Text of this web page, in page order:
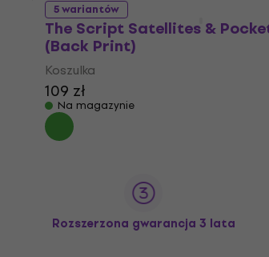
5 wariantów
The Script Satellites &
(Back Print)
Koszulka
109 zł
Na magazynie
Rozszerzona gwarancja 3 lata